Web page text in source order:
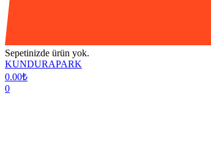
Sepetinizde ürün yok.
KUNDURAPARK
0.00₺
0